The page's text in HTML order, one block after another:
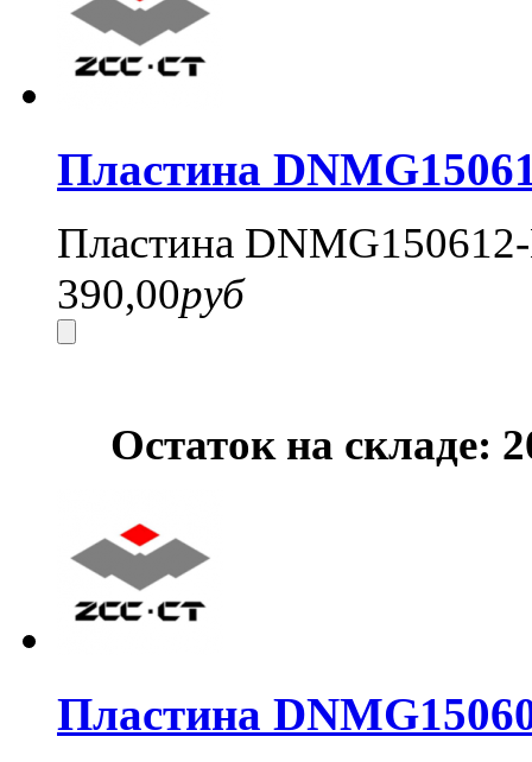
Пластина
Пластина
390,00руб
Остаток на складе:
Пластина